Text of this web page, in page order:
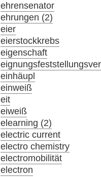
ehrensenator
ehrungen (2)
eier
eierstockkrebs
eigenschaft
einhäupl
einweiß
eit
eiweiß
elearning (2)
electric current
electro chemistry
electromobilität
electron